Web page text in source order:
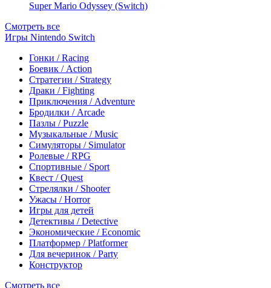
Super Mario Odyssey (Switch)
Смотреть все
Игры Nintendo Switch
Гонки / Racing
Боевик / Action
Стратегии / Strategy
Драки / Fighting
Приключения / Adventure
Бродилки / Arcade
Пазлы / Puzzle
Музыкальные / Music
Симуляторы / Simulator
Ролевые / RPG
Спортивные / Sport
Квест / Quest
Стрелялки / Shooter
Ужасы / Horror
Игры для детей
Детективы / Detective
Экономические / Economic
Платформер / Platformer
Для вечеринок / Party
Конструктор
Смотреть все